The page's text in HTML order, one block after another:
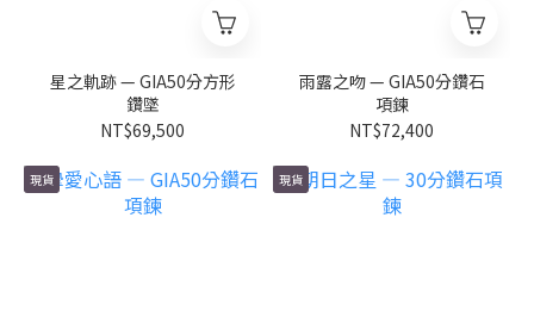
星之軌跡 — GIA50分方形
鑽墜
NT$69,500
雨露之吻 — GIA50分鑽石
項鍊
NT$72,400
現貨 現貨